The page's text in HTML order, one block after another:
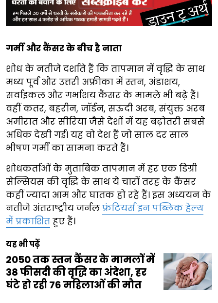
गर्मी और कैंसर के बीच है नाता
शोध के नतीजे दर्शाते हैं कि तापमान में वृद्धि के साथ
मध्य पूर्व और उत्तरी अफ्रीका में स्तन, अंडाशय,
सर्वाइकल और गर्भाशय कैंसर के मामले भी बढ़े हैं।
वहीं कतर, बहरीन, जॉर्डन, सऊदी अरब, संयुक्त अरब
अमीरात और सीरिया जैसे देशों में यह बढ़ोतरी सबसे
अधिक देखी गई। यह वो देश हैं जो साल दर साल
भीषण गर्मी का सामना करते हैं।
शोधकर्ताओं के मुताबिक तापमान में हर एक डिग्री
सेल्सियस की वृद्धि के साथ ये चारों तरह के कैंसर
कहीं ज्यादा आम और घातक हो रहे हैं। इस अध्ययन के
नतीजे अंतराष्ट्रीय जर्नल फ्रंटियर्स इन पब्लिक हेल्थ
में प्रकाशित हुए हैं।
यह भी पढ़ें
2050 तक स्तन कैंसर के मामलों में
38 फीसदी की वृद्धि का अंदेशा, हर
घंटे हो रही 76 महिलाओं की मौत